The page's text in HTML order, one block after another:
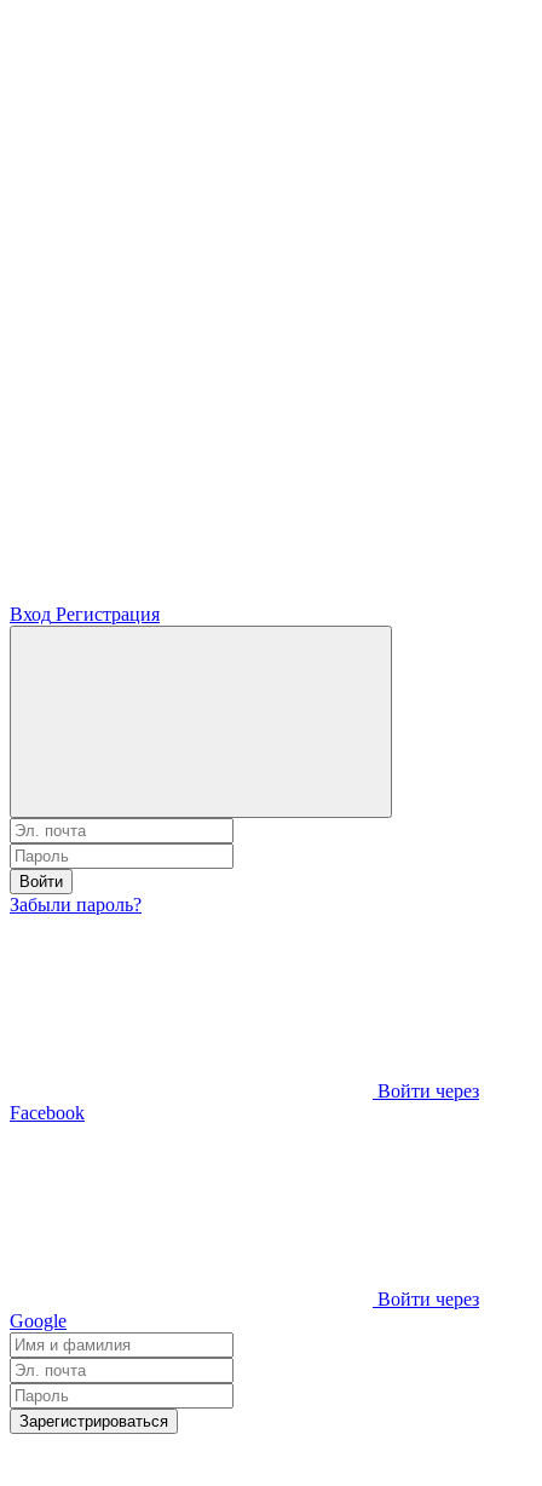
Вход Регистрация
Войти
Забыли пароль?
Войти через
Facebook
Войти через
Google
Зарегистрироваться